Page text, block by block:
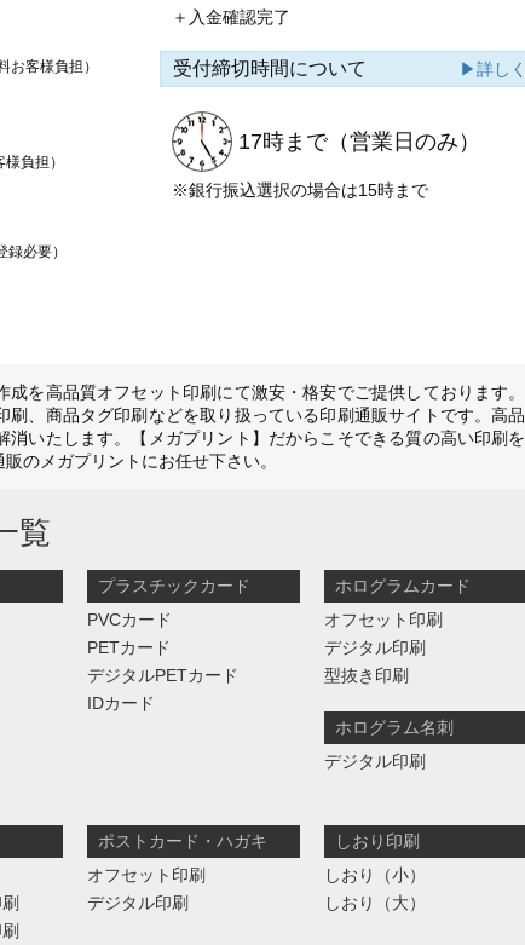
お客様負担）
負担）
録必要）
＋入金確認完了
受付締切時間について ▶詳しく
17時まで（営業日のみ）
※銀行振込選択の場合は15時まで
を高品質オフセット印刷にて激安・格安でご提供しております。
、商品タグ印刷などを取り扱っている印刷通販サイトです。高品
いたします。【メガプリント】だからこそできる質の高い印刷を
のメガプリントにお任せ下さい。
覧
プラスチックカード
PVCカード
PETカード
デジタルPETカード
IDカード
ホログラムカード
オフセット印刷
デジタル印刷
型抜き印刷
ホログラム名刺
デジタル印刷
ポストカード・ハガキ
オフセット印刷
デジタル印刷
しおり印刷
しおり（小）
しおり（大）